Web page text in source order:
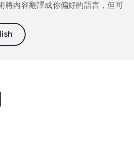
將內容翻譯成你偏好的語言，但可